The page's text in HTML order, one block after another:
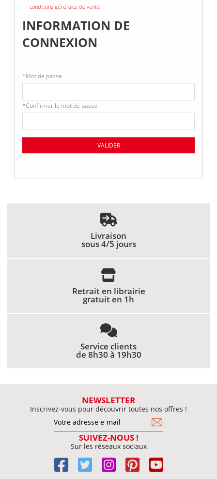
conditions générales de vente
INFORMATION DE
CONNEXION
*Mot de passe
*Confirmer le mot de passe
VALIDER
Livraison
sous 4/5 jours
Retrait en librairie
gratuit en 1h
Service clients
de 8h30 à 19h30
NEWSLETTER
Inscrivez-vous pour découvrir toutes nos offres !
SUIVEZ-NOUS !
Sur les réseaux sociaux